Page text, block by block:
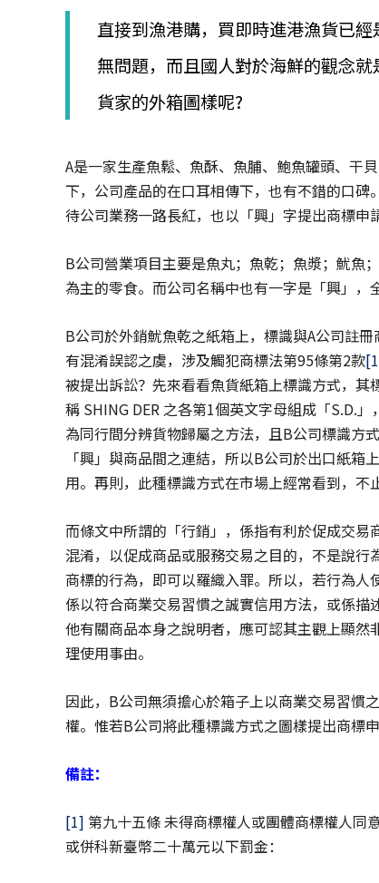
直接到漁港購，買即時進港漁貨已
無問題，而且國人對於海鮮的觀念
貨家的外箱圖樣呢?
A是一家生產魚鬆、魚酥、魚脯、鮑魚罐頭、干
下，公司產品的在口耳相傳下，也有不錯的口
待公司業務一路長紅，也以「興」字提出商標申
B公司營業項目主要是魚丸；魚乾；魚漿；魷魚
為主的零食。而公司名稱中也有一字是「興」，
B公司於外銷魷魚乾之紙箱上，標識與A公司註
有混淆誤認之虞，涉及觸犯商標法第95條第2款
被提出訴訟？先來看看魚貨紙箱上標識方式，
稱 SHING DER 之各第1個英文字母組成「S.D.
為同行間分辨貨物歸屬之方法，且B公司標識方
「興」與商品間之連結，所以B公司於出口紙
用。再則，此種標識方式在市場上經常看到，不
而條文中所謂的「行銷」，係指有利於促成交
混淆，以促成商品或服務交易之目的，不是說
商標的行為，即可以羅織入罪。所以，若行為
係以符合商業交易習慣之誠實信用方法，或係
他有關商品本身之說明者，應可認其主觀上顯
理使用事由。
因此，B公司無須擔心於箱子上以商業交易習慣
權。惟若B公司將此種標識方式之圖樣提出商標
備註：
[1] 第九十五條 未得商標權人或團體商標權人同
或併科新臺幣二十萬元以下罰金：